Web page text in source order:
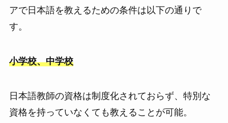
アで日本語を教えるための条件は以下の通りで
す。
小学校、中学校
日本語教師の資格は制度化されておらず、特別な
資格を持っていなくても教えることが可能。